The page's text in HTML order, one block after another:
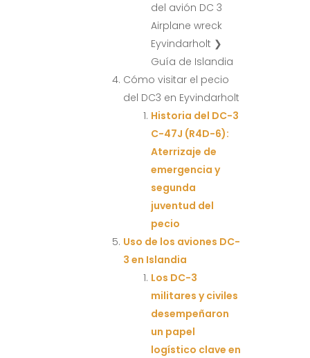
del avión DC 3
Airplane wreck
Eyvindarholt ❯
Guía de Islandia
Cómo visitar el pecio
del DC3 en Eyvindarholt
Historia del DC-3
C-47J (R4D-6):
Aterrizaje de
emergencia y
segunda
juventud del
pecio
Uso de los aviones DC-
3 en Islandia
Los DC-3
militares y civiles
desempeñaron
un papel
logístico clave en